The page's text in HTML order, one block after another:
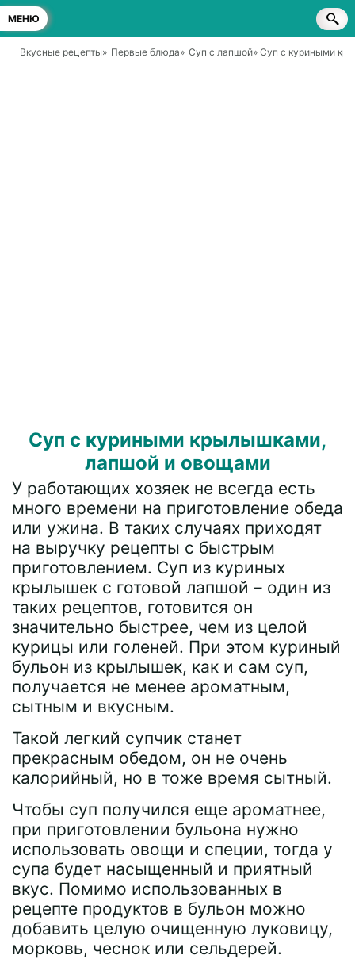
МЕНЮ
Вкусные рецепты» Первые блюда» Суп с лапшой» Суп с куриными
Суп с куриными крылышками,
лапшой и овощами
У работающих хозяек не всегда есть
много времени на приготовление обеда
или ужина. В таких случаях приходят
на выручку рецепты с быстрым
приготовлением. Суп из куриных
крылышек с готовой лапшой – один из
таких рецептов, готовится он
значительно быстрее, чем из целой
курицы или голеней. При этом куриный
бульон из крылышек, как и сам суп,
получается не менее ароматным,
сытным и вкусным.
Такой легкий супчик станет
прекрасным обедом, он не очень
калорийный, но в тоже время сытный.
Чтобы суп получился еще ароматнее,
при приготовлении бульона нужно
использовать овощи и специи, тогда у
супа будет насыщенный и приятный
вкус. Помимо использованных в
рецепте продуктов в бульон можно
добавить целую очищенную луковицу,
морковь, чеснок или сельдерей.